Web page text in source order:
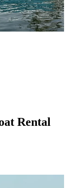
Rental